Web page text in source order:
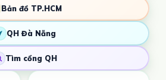
Bản đồ TP.HCM
QH Đà Nẵng
Tìm cổng QH